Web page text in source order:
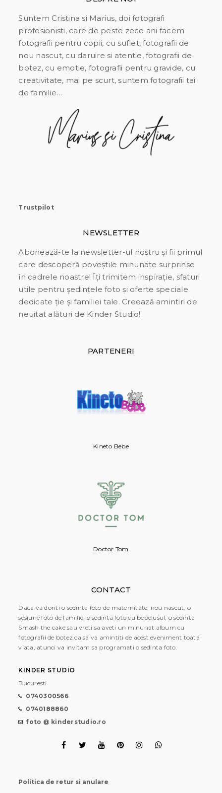
Suntem Cristina si Marius, doi fotografi
profesionisti, care de peste zece ani facem
fotografii pentru copii, cu suflet, fotografii de
nou nascut, cu daruire si atentie, fotografii de
botez, cu emotie, fotografii pentru gravide, cu
creativitate, mai pe scurt, suntem fotografii tai
de familie…
Trustpilot
NEWSLETTER
Abonează-te la newsletter-ul nostru și fii primul
care descoperă poveștile minunate surprinse
în cadrele noastre! Îți trimitem inspirație, sfaturi
utile pentru ședințele foto și oferte speciale
dedicate ție și familiei tale. Creează amintiri de
neuitat alături de Kinder Studio!
PARTENERI
Kineto Bebe
Doctor Tom
CONTACT
Daca va doriti o sedinta foto de maternitate, nou nascut, o
sesiune foto de familie, o sedinta foto cu bebelusul, o sedinta
Smash the cake sau vreti sa aveti un minunat album cu
fotografii de botez ca sa va amintiti de acest eveniment toata
viata, atunci va invitam sa programati o sedinta foto.
KINDER STUDIO
Bucuresti
0740300566
0740188860
foto @ kinderstudio.ro
Politica de retur si anulare